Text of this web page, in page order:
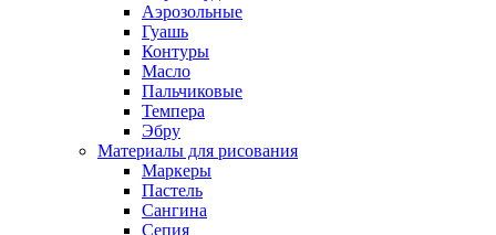
Аэрозольные
Гуашь
Контуры
Масло
Пальчиковые
Темпера
Эбру
Материалы для рисования
Маркеры
Пастель
Сангина
Сепия